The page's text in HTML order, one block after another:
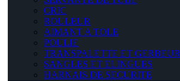
CRIC
ROULEUR
AIMANT A TOLE
POULIE
TRANSPALETTE ET GERBEUR
SANGLES ET ELINGUES
HARNAIS DE SECURITE